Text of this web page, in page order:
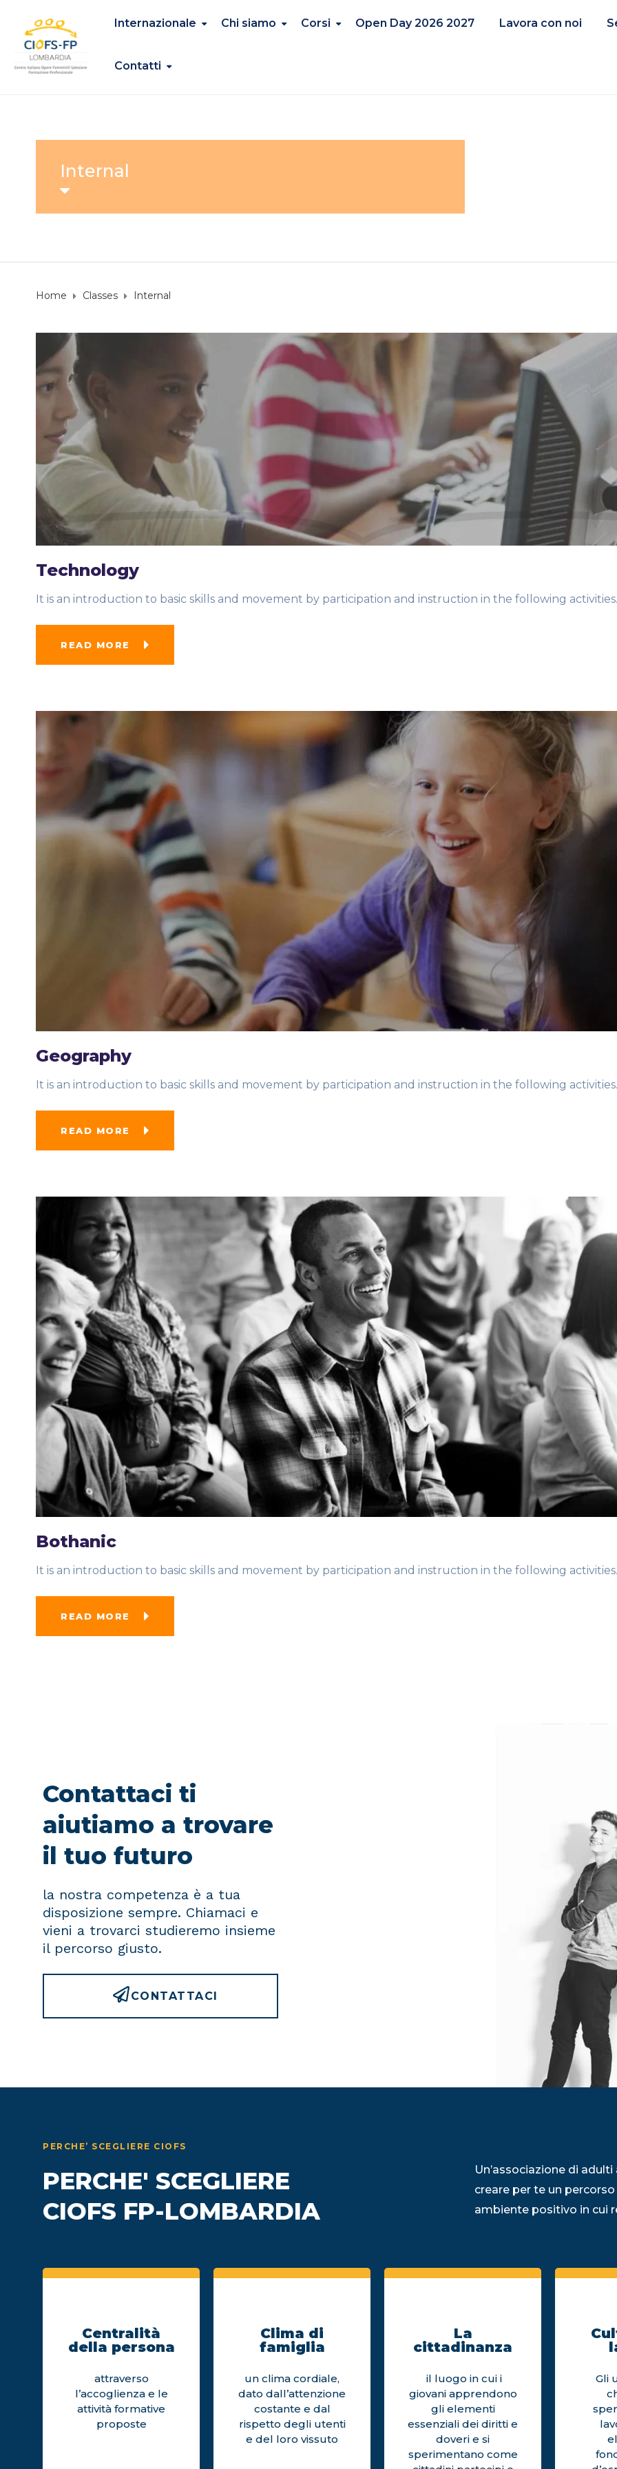
Internazionale Chi siamo Corsi Open Day 2026 2027 Lavora con noi
Contatti
Internal
Home Classes Internal
Technology
It is an introduction to basic skills and movement by participation and instruction in the following activities.
READ MORE
Geography
It is an introduction to basic skills and movement by participation and instruction in the following activities.
READ MORE
Bothanic
It is an introduction to basic skills and movement by participation and instruction in the following activities.
READ MORE
Contattaci ti
aiutiamo a trovare
il tuo futuro
la nostra competenza è a tua
disposizione sempre. Chiamaci e
vieni a trovarci studieremo insieme
il percorso giusto.
CONTATTACI
PERCHE’ SCEGLIERE CIOFS
PERCHE' SCEGLIERE
CIOFS FP-LOMBARDIA
Un’associazione di
creare per te un
ambiente positivo in cui
Centralità
della persona
attraverso
l’accoglienza e le
attività formative
proposte
Clima di
famiglia
un clima cordiale,
dato dall’attenzione
costante e dal
rispetto degli utenti
e del loro vissuto
La
cittadinanza
il luogo in cui i
giovani apprendono
gli elementi
essenziali dei diritti e
doveri e si
sperimentano come
Gli